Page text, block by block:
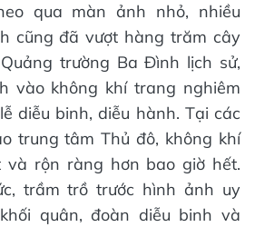
qua màn ảnh nhỏ, nhiều
cũng đã vượt hàng trăm cây
trường Ba Đình lịch sử,
vào không khí trang nghiêm
diễu binh, diễu hành. Tại các
trung tâm Thủ đô, không khí
và rộn ràng hơn bao giờ hết.
trầm trồ trước hình ảnh uy
quân, đoàn diễu binh và